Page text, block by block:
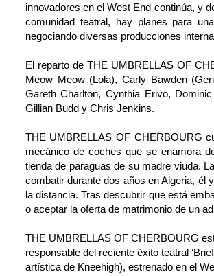
innovadores en el West End continúa, y
comunidad teatral, hay planes para
negociando diversas producciones
El reparto de THE UMBRELLAS OF
Meow Meow (Lola), Carly Bawden
Gareth Charlton, Cynthia Erivo,
Gillian Budd y Chris Jenkins.
THE UMBRELLAS OF CHERBOURG
mecánico de coches que se enamora
tienda de paraguas de su madre viuda.
combatir durante dos años en Algeria, él
la distancia. Tras descubrir que está
o aceptar la oferta de matrimonio de un
THE UMBRELLAS OF CHERBOURG
responsable del reciente éxito teatral
artística de Kneehigh), estrenado en el